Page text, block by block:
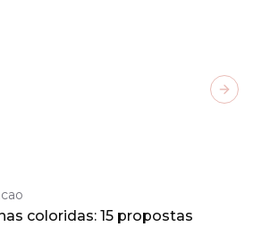
coloridas: 15 propostas